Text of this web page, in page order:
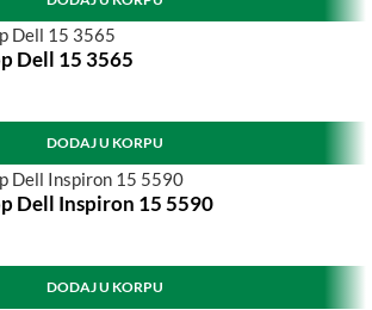
Dell 15 3565
DODAJ U KORPU
Dell Inspiron 15 5590
DODAJ U KORPU